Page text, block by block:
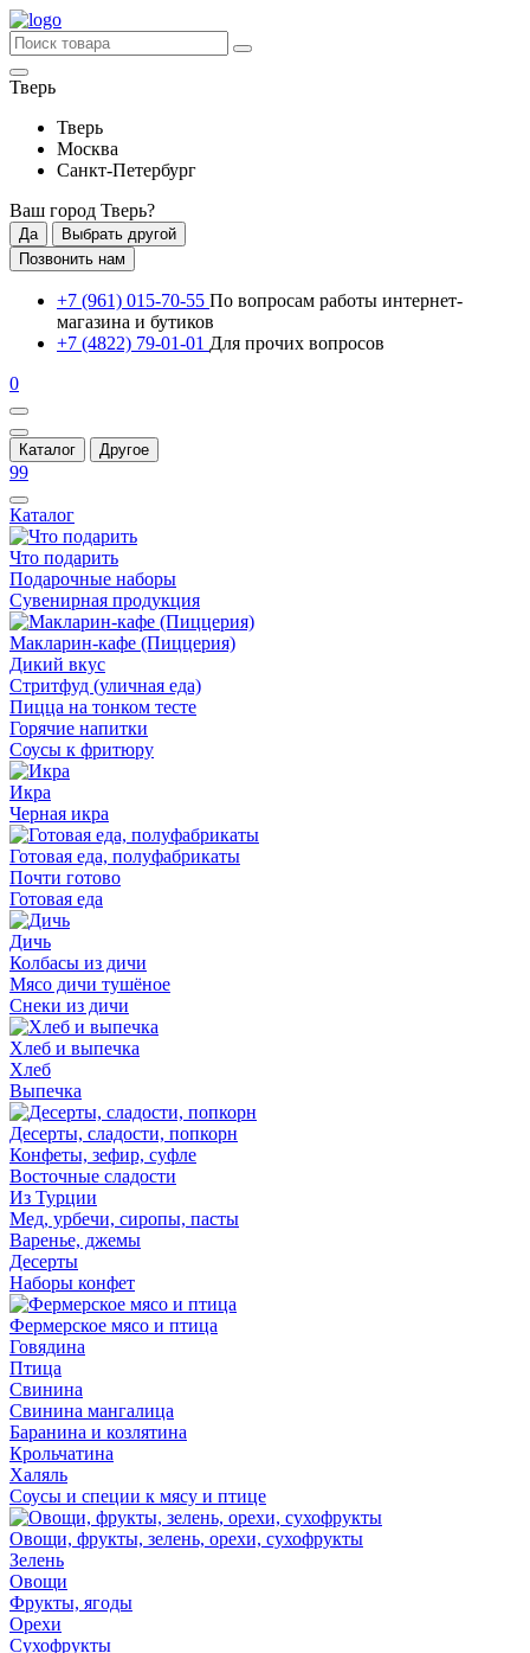
Тверь
Тверь
Москва
Санкт-Петербург
Ваш город Тверь?
Да
Выбрать другой
Позвонить нам
+7 (961) 015-70-55 По вопросам работы интернет-
магазина и бутиков
+7 (4822) 79-01-01 Для прочих вопросов
0
Каталог Другое
99
Каталог
Что подарить
Подарочные наборы
Сувенирная продукция
Макларин-кафе (Пиццерия)
Дикий вкус
Стритфуд (уличная еда)
Пицца на тонком тесте
Горячие напитки
Соусы к фритюру
Икра
Черная икра
Готовая еда, полуфабрикаты
Почти готово
Готовая еда
Дичь
Колбасы из дичи
Мясо дичи тушёное
Снеки из дичи
Хлеб и выпечка
Хлеб
Выпечка
Десерты, сладости, попкорн
Конфеты, зефир, суфле
Восточные сладости
Из Турции
Мед, урбечи, сиропы, пасты
Варенье, джемы
Десерты
Наборы конфет
Фермерское мясо и птица
Говядина
Птица
Свинина
Свинина мангалица
Баранина и козлятина
Крольчатина
Халяль
Соусы и специи к мясу и птице
Овощи, фрукты, зелень, орехи, сухофрукты
Зелень
Овощи
Фрукты, ягоды
Орехи
Сухофрукты